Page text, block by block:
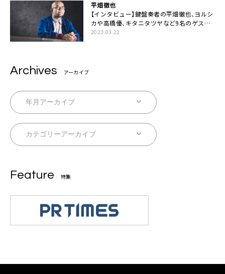
平畑徹也
【インタビュー】鍵盤奏者の平畑徹也、ヨルシ
カや高橋優、キタニタツヤなど9名のゲスト
を迎えた初アルバムに音楽人生の総括「自分
2023.03.22
Archives アーカイブ
Feature 特集